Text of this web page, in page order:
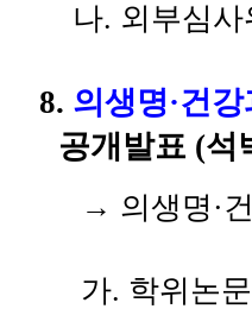
나. 외부심
8. 의생명·건
공개발표 (석
→ 의생명·
가. 학위논